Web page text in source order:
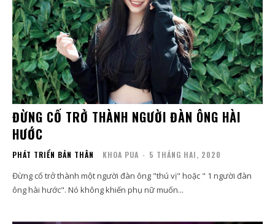
ĐỪNG CỐ TRỞ THÀNH NGƯỜI ĐÀN ÔNG HÀI
HƯỚC
PHÁT TRIỂN BẢN THÂN KHOA PUA - 5 THÁNG HAI, 2020
Đừng cố trở thành một người đàn ông "thú vị" hoặc " 1 người đàn
ông hài hước". Nó không khiến phụ nữ muốn...